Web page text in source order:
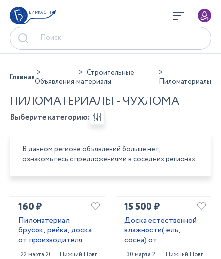
БИРЖА СНГ
ГлавнаяОбъявления
Строительные
материалы
Пиломатериалы
ПИЛОМАТЕРИАЛЫ - ЧУХЛОМА
Выберите категорию:
В данном регионе объявлений больше нет,
ознакомьтесь с предложениями в соседних регионах
160 ₽
Пиломатериал
брусок, рейка, доска
от производителя
22 марта 2022 Нижний Новгород
15 500 ₽
Доска естественной
влажности( ель,
сосна) от
производителя
30 марта 2022 Нижний Новгород